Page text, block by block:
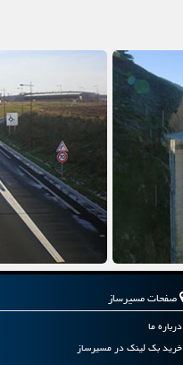
صفحات مسیرساز
درباره ما
خرید بک لینک در مسیرساز